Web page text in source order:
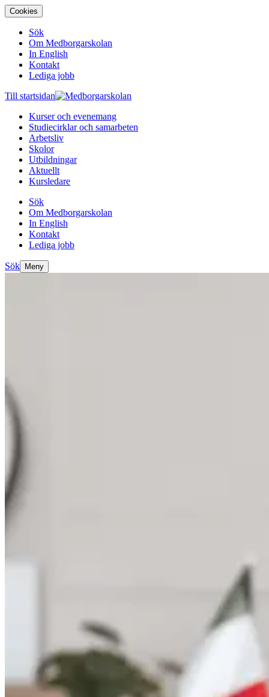
Cookies
Sök
Om Medborgarskolan
In English
Kontakt
Lediga jobb
Till startsidan
Kurser och evenemang
Studiecirklar och samarbeten
Arbetsliv
Skolor
Utbildningar
Aktuellt
Kursledare
Sök
Om Medborgarskolan
In English
Kontakt
Lediga jobb
Sök Meny